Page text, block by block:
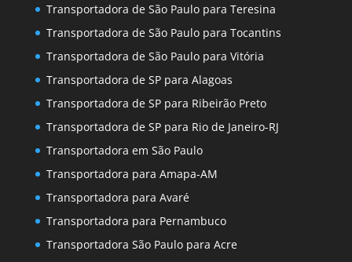
Transportadora de São Paulo para Teresina
Transportadora de São Paulo para Tocantins
Transportadora de São Paulo para Vitória
Transportadora de SP para Alagoas
Transportadora de SP para Ribeirão Preto
Transportadora de SP para Rio de Janeiro-RJ
Transportadora em São Paulo
Transportadora para Amapa-AM
Transportadora para Avaré
Transportadora para Pernambuco
Transportadora São Paulo para Acre